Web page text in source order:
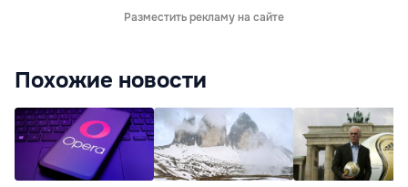
Разместить рекламу на сайте
Похожие новости